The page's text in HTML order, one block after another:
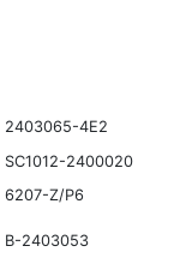
2403065-4E2
SC1012-2400020
6207-Z/P6
B-2403053